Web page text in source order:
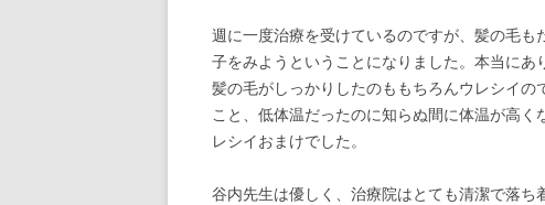
週に一度治療を受けているのですが、髪の毛
子をみようということになりました。本当にあ
髪の毛がしっかりしたのももちろんウレシイ
こと、低体温だったのに知らぬ間に体温が高
レシイおまけでした。
谷内先生は優しく、治療院はとても清潔で落ち